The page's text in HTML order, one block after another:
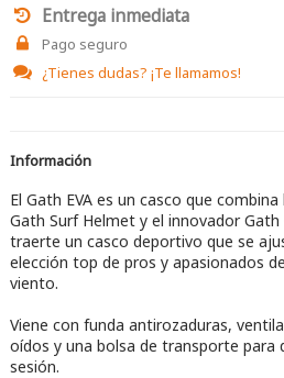
Entrega inmediata
Pago seguro
¿Tienes dudas? ¡Te llamamos!
Información
El Gath EVA es un casco que
Gath Surf Helmet y el innovador
traerte un casco deportivo que se
elección top de pros y apasionados
viento.
Viene con funda antirozaduras,
oídos y una bolsa de transporte para
sesión.